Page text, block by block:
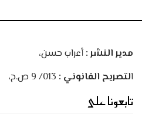
مدير النشر :أعراب حسن،
التصريح القانوني :
تابعونا على